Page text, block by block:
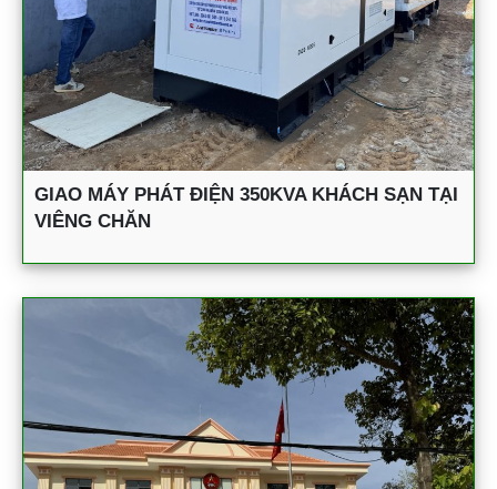
GIAO MÁY PHÁT ĐIỆN 350KVA KHÁCH SẠN TẠI
VIÊNG CHĂN